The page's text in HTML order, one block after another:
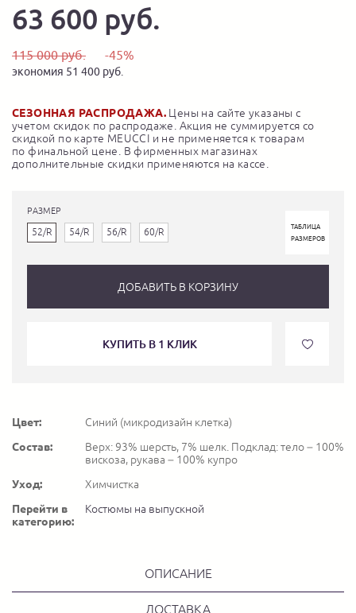
63 600 руб.
115 000 руб. -45%
экономия 51 400 руб.
СЕЗОННАЯ РАСПРОДАЖА. Цены на сайте указаны с
учетом скидок по распродаже. Акция не суммируется со
скидкой по карте MEUCCI и не применяется к товарам
по финальной цене. В фирменных магазинах
дополнительные скидки применяются на кассе.
РАЗМЕР
52/R 54/R 56/R 60/R
ТАБЛИЦА
РАЗМЕРОВ
ДОБАВИТЬ В КОРЗИНУ
КУПИТЬ В 1 КЛИК
Цвет:
Синий (микродизайн клетка)
Состав:
Верх: 93% шерсть, 7% шелк. Подклад: тело – 100%
вискоза, рукава – 100% купро
Уход:
Химчистка
Перейти в
категорию:
Костюмы на выпускной
ОПИСАНИЕ
ДОСТАВКА